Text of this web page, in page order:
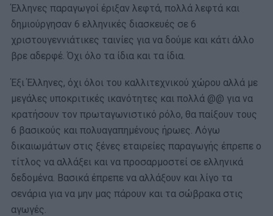
Έλληνες παραγωγοί έριξαν λεφτά, πολλά λεφτά και
δημιούργησαν 6 ελληνικές διασκευές σε 6
χριστουγεννιάτικες ταινίες για να δούμε και κάτι άλλο
βρε αδερφέ. Όχι όλο τα ίδια και τα ίδια.
Έξι Έλληνες, όχι όλοι του καλλιτεχνικού χώρου αλλά με
μεγάλες υποκριτικές ικανότητες και πολλά @@ για να
κρατήσουν τον πρωταγωνιστικό ρόλο, θα παίξουν τους
6 βασικούς και πολυαγαπημένους ήρωες. Λόγω
δικαιωμάτων στις ξένες εταιρείες παραγωγής έπρεπε ο
τίτλος να αλλάξει και να προσαρμοστεί σε ελληνικά
δεδομένα. Βασικά έπρεπε να αλλάξουν και λίγο τα
σενάρια για να μην μας πάρουν και τα σώβρακα στις
αγωγές.